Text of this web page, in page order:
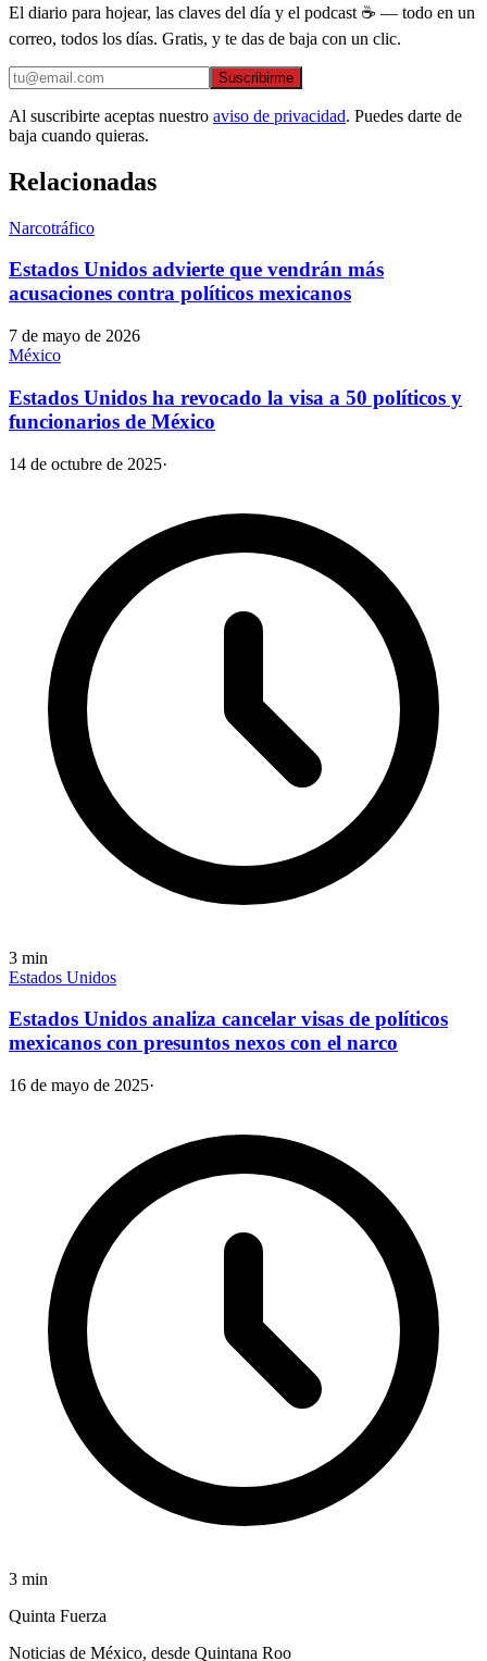
El diario para hojear, las claves del día y el podcast ☕ — todo en un
correo, todos los días. Gratis, y te das de baja con un clic.
Suscribirme
Al suscribirte aceptas nuestro aviso de privacidad. Puedes darte de
baja cuando quieras.
Relacionadas
Narcotráfico
Estados Unidos advierte que vendrán más
acusaciones contra políticos mexicanos
7 de mayo de 2026
México
Estados Unidos ha revocado la visa a 50 políticos y
funcionarios de México
14 de octubre de 2025·
3 min
Estados Unidos
Estados Unidos analiza cancelar visas de políticos
mexicanos con presuntos nexos con el narco
16 de mayo de 2025·
3 min
Quinta Fuerza
Noticias de México, desde Quintana Roo